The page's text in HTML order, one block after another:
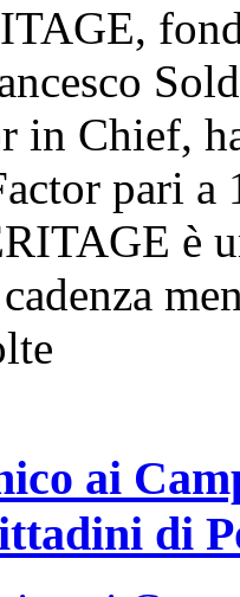
in Chief,
pari a
è
ai
di